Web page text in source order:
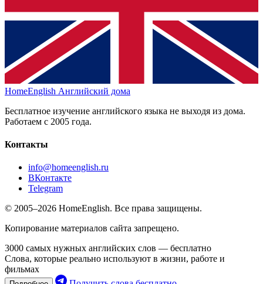
HomeEnglish Английский дома
Бесплатное изучение английского языка не выходя из дома.
Работаем с 2005 года.
Контакты
info@homeenglish.ru
ВКонтакте
Telegram
© 2005–2026 HomeEnglish. Все права защищены.
Копирование материалов сайта запрещено.
3000 самых нужных английских слов — бесплатно
Слова, которые реально используют в жизни, работе и
фильмах